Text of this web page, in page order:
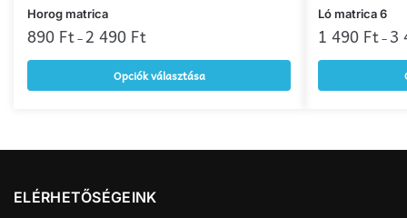
Horog matrica
890 Ft– 2 490 Ft
Opciók választása
Ennek
a
terméknek
a
termékoldalon
Ló matrica 6
1 490 Ft– 3
Ennek
a
terméknek
ELÉRHETŐSÉGEINK